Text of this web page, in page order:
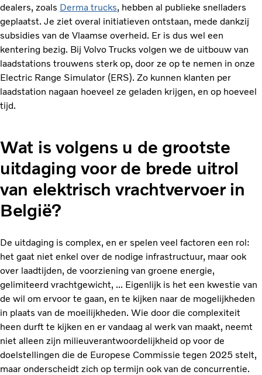
dealers, zoals Derma trucks, hebben al publieke snelladers
geplaatst. Je ziet overal initiatieven ontstaan, mede dankzij
subsidies van de Vlaamse overheid. Er is dus wel een
kentering bezig. Bij Volvo Trucks volgen we de uitbouw van
laadstations trouwens sterk op, door ze op te nemen in onze
Electric Range Simulator (ERS). Zo kunnen klanten per
laadstation nagaan hoeveel ze geladen krijgen, en op hoeveel
tijd.
Wat is volgens u de grootste
uitdaging voor de brede uitrol
van elektrisch vrachtvervoer in
België?
De uitdaging is complex, en er spelen veel factoren een rol:
het gaat niet enkel over de nodige infrastructuur, maar ook
over laadtijden, de voorziening van groene energie,
gelimiteerd vrachtgewicht, ... Eigenlijk is het een kwestie van
de wil om ervoor te gaan, en te kijken naar de mogelijkheden
in plaats van de moeilijkheden. Wie door die complexiteit
heen durft te kijken en er vandaag al werk van maakt, neemt
niet alleen zijn milieuverantwoordelijkheid op voor de
doelstellingen die de Europese Commissie tegen 2025 stelt,
maar onderscheidt zich op termijn ook van de concurrentie.